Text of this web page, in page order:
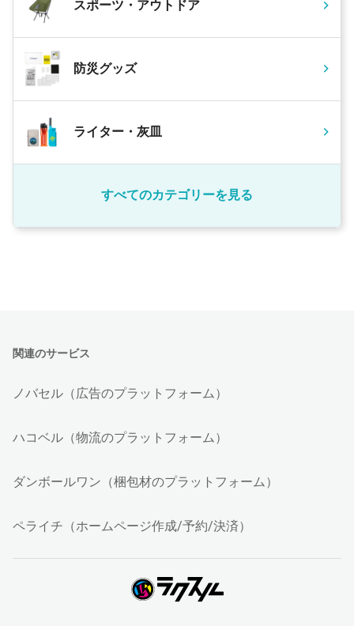
スポーツ・アウトドア
防災グッズ
ライター・灰皿
すべてのカテゴリーを見る
関連のサービス
ノバセル（広告のプラットフォーム）
ハコベル（物流のプラットフォーム）
ダンボールワン（梱包材のプラットフォーム）
ペライチ（ホームページ作成/予約/決済）